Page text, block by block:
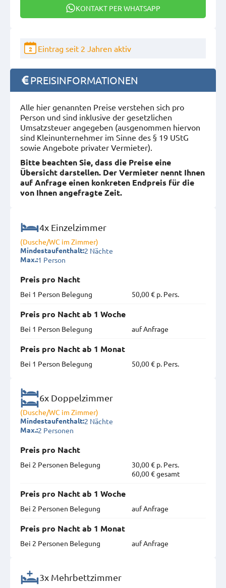
KONTAKT PER WHATSAPP
2 Eintrag seit 2 Jahren aktiv
PREISINFORMATIONEN
Alle hier genannten Preise verstehen sich pro
Person und sind inklusive der gesetzlichen
Umsatzsteuer angegeben (ausgenommen hiervon
sind Kleinunternehmer im Sinne des § 19 UStG
sowie Angebote privater Vermieter).
Bitte beachten Sie, dass die Preise eine
Übersicht darstellen. Der Vermieter nennt Ihnen
auf Anfrage einen konkreten Endpreis für die
von Ihnen angefragte Zeit.
4x Einzelzimmer
(Dusche/WC im Zimmer)
Mindestaufenthalt:2 Nächte
Max.:1 Person
Preis pro Nacht
Bei 1 Person Belegung
50,00 € p. Pers.
Preis pro Nacht ab 1 Woche
Bei 1 Person Belegung
auf Anfrage
Preis pro Nacht ab 1 Monat
Bei 1 Person Belegung
50,00 € p. Pers.
6x Doppelzimmer
(Dusche/WC im Zimmer)
Mindestaufenthalt:2 Nächte
Max.:2 Personen
Preis pro Nacht
Bei 2 Personen Belegung
30,00 € p. Pers.
60,00 € gesamt
Preis pro Nacht ab 1 Woche
Bei 2 Personen Belegung
auf Anfrage
Preis pro Nacht ab 1 Monat
Bei 2 Personen Belegung
auf Anfrage
3x Mehrbettzimmer